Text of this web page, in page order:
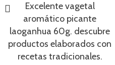
Excelente vagetal
aromático picante
laoganhua 60g. descubre
productos elaborados con
recetas tradicionales.